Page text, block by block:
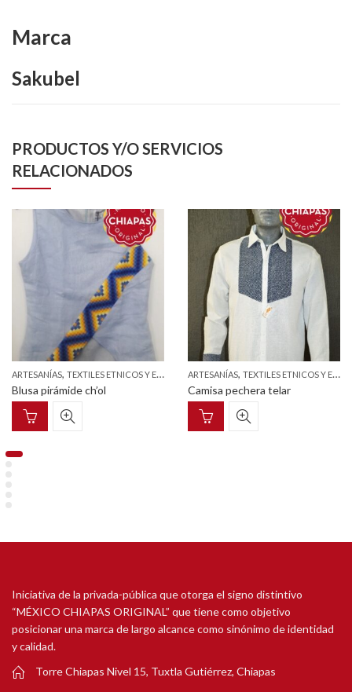
Marca
Sakubel
PRODUCTOS Y/O SERVICIOS
RELACIONADOS
ARTESANÍAS, TEXTILES ETNICOS Y ESTILIZADOS
Blusa pirámide ch’ol
ARTESANÍAS, TEXTILES ETNICOS Y ESTILIZADOS
Camisa pechera telar
Iniciativa de la privada-pública que otorga el signo distintivo
“MÉXICO CHIAPAS ORIGINAL” que tiene como objetivo
posicionar una marca de largo alcance como sinónimo de identidad
y calidad.
Torre Chiapas Nivel 15, Tuxtla Gutiérrez, Chiapas